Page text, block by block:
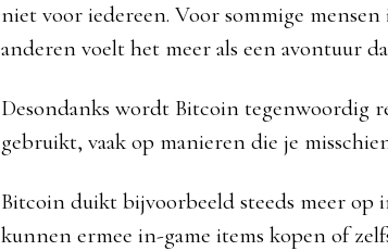
niet voor iedereen. Voor sommige
anderen voelt het meer als een avontuur
Desondanks wordt Bitcoin tegenwoordig
gebruikt, vaak op manieren die je
Bitcoin duikt bijvoorbeeld steeds meer op
kunnen ermee in-game items kopen of